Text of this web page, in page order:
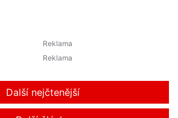
Další nejčtenější